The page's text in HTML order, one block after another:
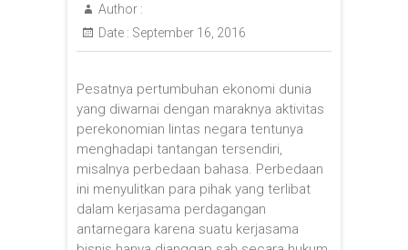
Author :
Date : September 16, 2016
Pesatnya pertumbuhan ekonomi dunia
yang diwarnai dengan maraknya aktivitas
perekonomian lintas negara tentunya
menghadapi tantangan tersendiri,
misalnya perbedaan bahasa. Perbedaan
ini menyulitkan para pihak yang terlibat
dalam kerjasama perdagangan
antarnegara karena suatu kerjasama